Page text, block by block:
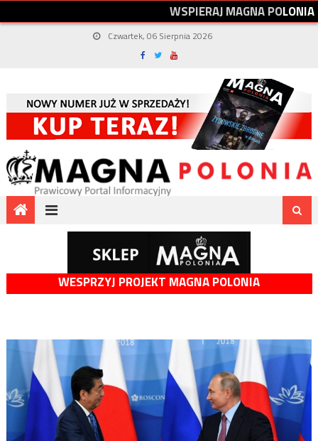
WSPIERAJMAGNAPOLONIA
Czwartek, 06 Sierpnia 2026
WESPRZYJ PROJEKT MAGNA POLONIA